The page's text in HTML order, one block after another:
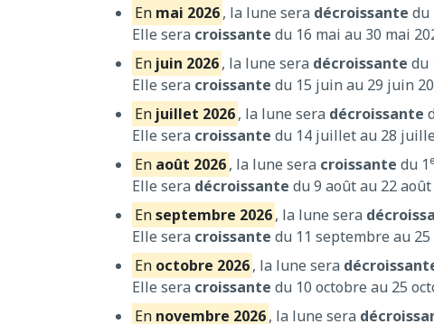
En mai 2026, la lune sera décroissante du
Elle sera croissante du 16 mai au 30 mai
En juin 2026, la lune sera décroissante du
Elle sera croissante du 15 juin au 29 juin
En juillet 2026, la lune sera décroissante
Elle sera croissante du 14 juillet au 28
En août 2026, la lune sera croissante du 1
Elle sera décroissante du 9 août au 22 août
Enseptembre 2026, la lune sera
Elle sera croissante du 11 septembre au
En octobre 2026, la lune sera
Elle sera croissante du 10 octobre au 25
En novembre 2026, la lune sera